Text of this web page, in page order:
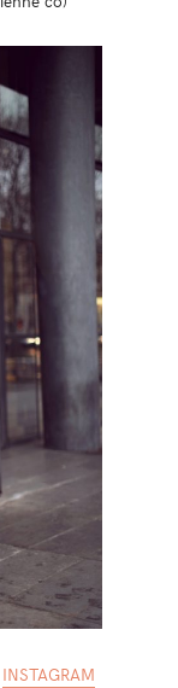
INSTAGRAM